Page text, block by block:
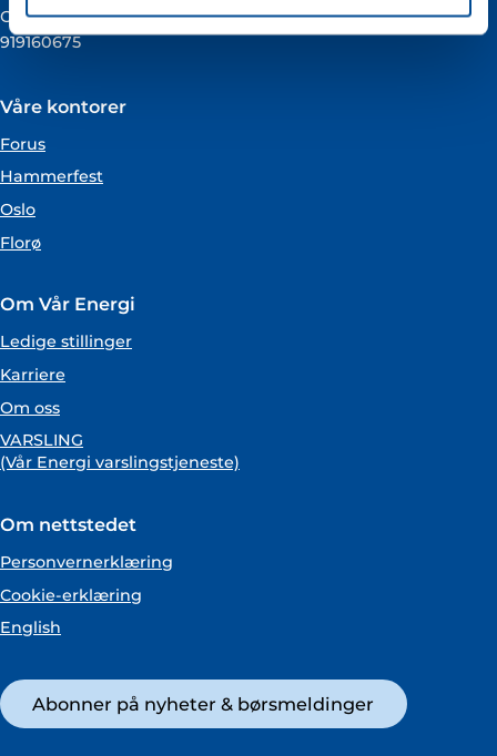
Org.nummer:
919160675
Våre kontorer
Forus
Hammerfest
Oslo
Florø
Om Vår Energi
Ledige stillinger
Karriere
Om oss
VARSLING
(Vår Energi varslingstjeneste)
Om nettstedet
Personvernerklæring
Cookie-erklæring
English
Abonner på nyheter & børsmeldinger